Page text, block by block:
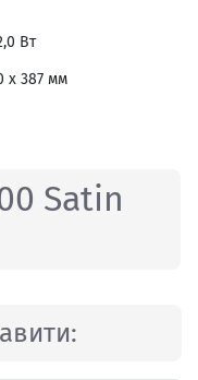
Вт
x 387 мм
Satin